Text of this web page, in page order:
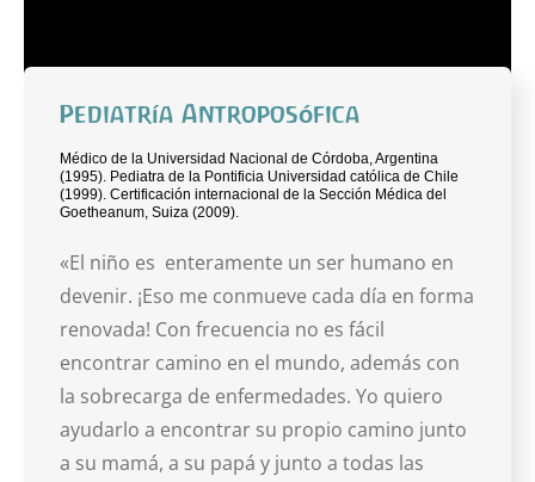
Pediatría Antroposófica
Médico de la Universidad Nacional de Córdoba, Argentina
(1995). Pediatra de la Pontificia Universidad católica de Chile
(1999). Certificación internacional de la Sección Médica del
Goetheanum, Suiza (2009).
«El niño es enteramente un ser humano en
devenir. ¡Eso me conmueve cada día en forma
renovada! Con frecuencia no es fácil
encontrar camino en el mundo, además con
la sobrecarga de enfermedades. Yo quiero
ayudarlo a encontrar su propio camino junto
a su mamá, a su papá y junto a todas las